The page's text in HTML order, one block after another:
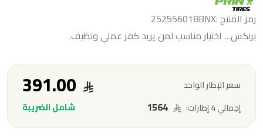
رمز المنتج :252556018BNX
برنكس… اختيار مناسب لمن يريد كفر عملي ونظيف.
سعر الإطار الواحد
شامل الضريبة
إجمالي 4 إطارات: